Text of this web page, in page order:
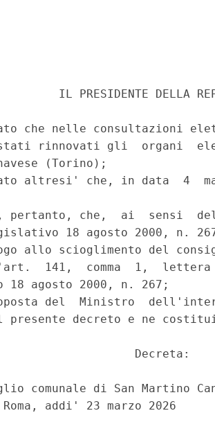
IL PRESIDENTE DELLA
che nelle consultazioni
stati rinnovati gli  organi
(Torino);
altresi' che, in data  4
pertanto, che,  ai  sensi
18 agosto 2000, n.
allo scioglimento del
141,  comma  1,
agosto 2000, n. 267;
del  Ministro
presente decreto e ne
Decreta:
comunale di San Martino
addi' 23 marzo 2026